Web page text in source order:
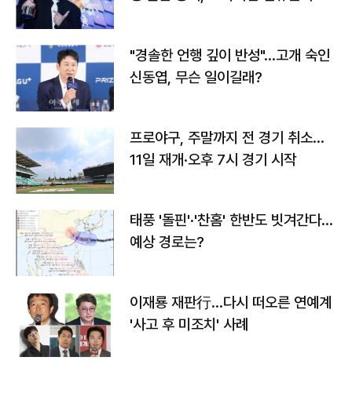
"경솔한 언행 깊이 반성"…고개 숙인
신동엽, 무슨 일이길래?
프로야구, 주말까지 전 경기 취소…
11일 재개·오후 7시 경기 시작
태풍 '돌핀'·'찬홈' 한반도 빗겨간다…
예상 경로는?
이재룡 재판行…다시 떠오른 연예계
'사고 후 미조치' 사례